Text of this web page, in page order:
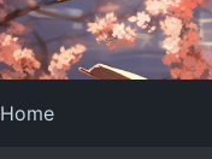
Home